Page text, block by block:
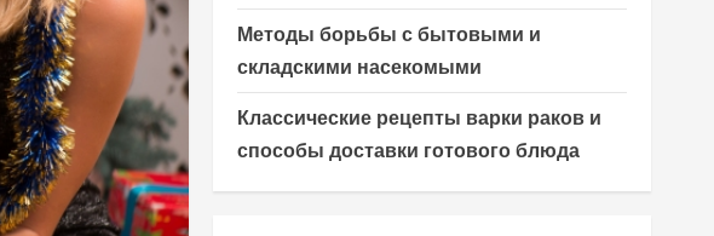
Методы борьбы с бытовыми и
складскими насекомыми
Классические рецепты варки раков и
способы доставки готового блюда